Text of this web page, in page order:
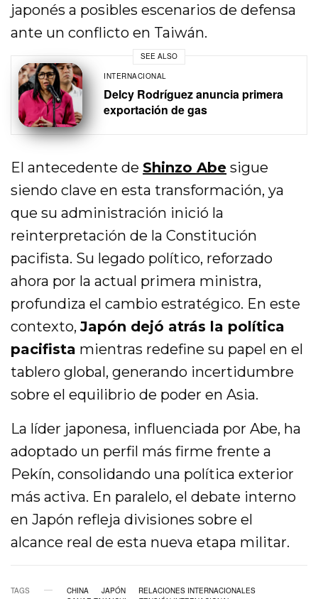
japonés a posibles escenarios de defensa
ante un conflicto en Taiwán.
SEE ALSO
INTERNACIONAL
Delcy Rodríguez anuncia primera
exportación de gas
El antecedente deShinzo Abe sigue
siendo clave en esta transformación, ya
que su administración inició la
reinterpretación de la Constitución
pacifista. Su legado político, reforzado
ahora por la actual primera ministra,
profundiza el cambio estratégico. En este
contexto,Japón dejó atrás la política
pacifista mientras redefine su papel en el
tablero global, generando incertidumbre
sobre el equilibrio de poder en Asia.
La líder japonesa, influenciada por Abe, ha
adoptado un perfil más firme frente a
Pekín, consolidando una política exterior
más activa. En paralelo, el debate interno
en Japón refleja divisiones sobre el
alcance real de esta nueva etapa militar.
TAGS CHINA JAPÓN
RELACIONES INTERNACIONALES